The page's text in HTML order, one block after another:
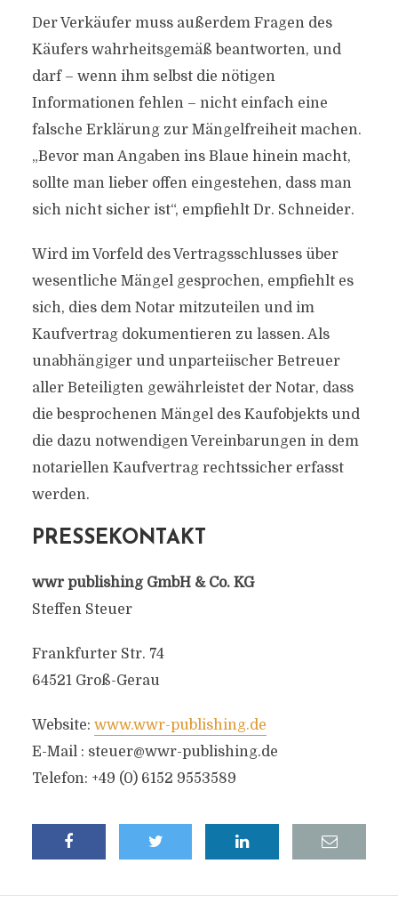
Der Verkäufer muss außerdem Fragen des
Käufers wahrheitsgemäß beantworten, und
darf – wenn ihm selbst die nötigen
Informationen fehlen – nicht einfach eine
falsche Erklärung zur Mängelfreiheit machen.
„Bevor man Angaben ins Blaue hinein macht,
sollte man lieber offen eingestehen, dass man
sich nicht sicher ist“, empfiehlt Dr. Schneider.
Wird im Vorfeld des Vertragsschlusses über
wesentliche Mängel gesprochen, empfiehlt es
sich, dies dem Notar mitzuteilen und im
Kaufvertrag dokumentieren zu lassen. Als
unabhängiger und unparteiischer Betreuer
aller Beteiligten gewährleistet der Notar, dass
die besprochenen Mängel des Kaufobjekts und
die dazu notwendigen Vereinbarungen in dem
notariellen Kaufvertrag rechtssicher erfasst
werden.
PRESSEKONTAKT
wwr publishing GmbH & Co. KG
Steffen Steuer
Frankfurter Str. 74
64521 Groß-Gerau
Website: www.wwr-publishing.de
E-Mail : steuer@wwr-publishing.de
Telefon: +49 (0) 6152 9553589